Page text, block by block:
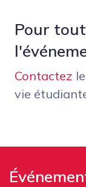
Pour
Contactez
vie